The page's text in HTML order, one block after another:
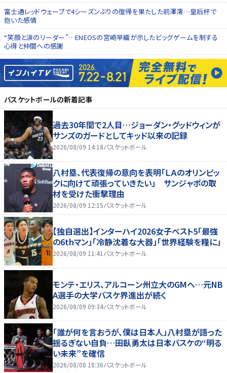
富士通レッドウェーブで4シーズンぶりの復帰を果たした前澤澪…皇后杯で
抱いた感情
“笑顔と涙のリーダー”…ENEOSの宮崎早織が示したビッグゲームを制する
心得と仲間への感謝
バスケットボールの新着記事
過去30年間で2人目…ジョーダン・グッドウィンが
サンズのガードとしてキッド以来の記録
2026/08/09 14:18バスケットボール
八村塁、代表復帰の意向を表明「ＬＡのオリンピッ
クに向けて頑張っていきたい」 サンジャポの取
材を受けた衝撃理由
2026/08/09 12:15バスケットボール
【独自選出】インターハイ2026女子ベスト5「最強
の6thマン」「冷静沈着な大器」「世界経験を糧に」
2026/08/09 11:41 バスケットボール
モンテ・エリス、アルコーン州立大のGMへ…元NB
A選手の大学バスケ界進出が続く
2026/08/09 09:34バスケットボール
「誰が何を言おうが、僕は日本人」八村塁が語った
揺るぎない自負…田臥勇太は日本バスケの“明る
い未来”を確信
2026/08/08 18:36バスケットボール